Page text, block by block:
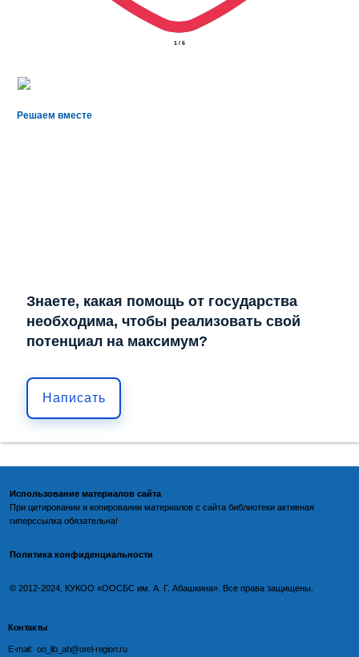
2 / 6
Решаем вместе
Знаете, какая помощь от государства
необходима, чтобы реализовать свой
потенциал на максимум?
Написать
Использование материалов сайта
При цитировании и копировании материалов с сайта библиотеки активная
гиперссылка обязательна!
Политика конфиденциальности
©️ 2012-2024, КУКОО «ООСБС им. А. Г. Абашкина». Все права защищены.
Контакты
E-mail: oo_lib_ab@orel-region.ru